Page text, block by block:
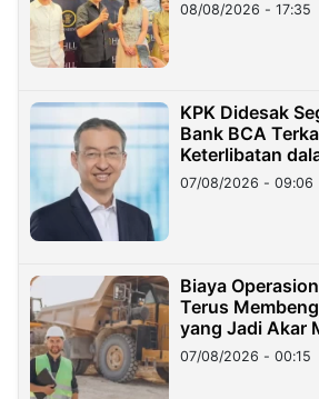
08/08/2026 - 17:35
KPK Didesak
Bank BCA
Keterlibatan
Hilangnya Dana
Miliar
07/08/2026 - 09:06
Biaya
Terus
yang Jadi Akar
07/08/2026 - 00:15